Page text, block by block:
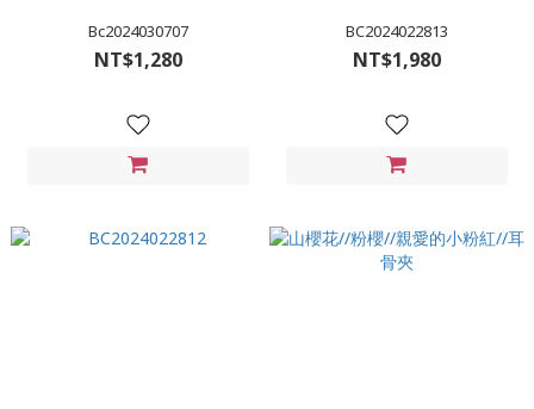
Bc2024030707
NT$1,280
BC2024022813
NT$1,980